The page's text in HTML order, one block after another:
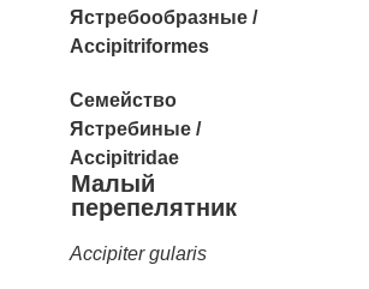
Малый
перепелятник
Accipiter gularis
Семейство
Ястребиные /
Accipitridae
Ястребообразные /
Accipitriformes